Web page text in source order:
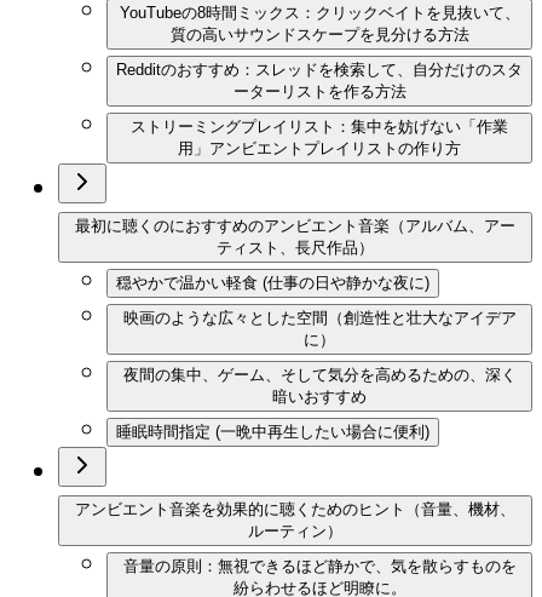
YouTubeの8時間ミックス：クリックベイトを見抜いて、
質の高いサウンドスケープを見分ける方法
Redditのおすすめ：スレッドを検索して、自分だけのスタ
ーターリストを作る方法
ストリーミングプレイリスト：集中を妨げない「作業
用」アンビエントプレイリストの作り方
最初に聴くのにおすすめのアンビエント音楽（アルバム、アー
ティスト、長尺作品）
穏やかで温かい軽食 (仕事の日や静かな夜に)
映画のような広々とした空間（創造性と壮大なアイデア
に）
夜間の集中、ゲーム、そして気分を高めるための、深く
暗いおすすめ
睡眠時間指定 (一晩中再生したい場合に便利)
アンビエント音楽を効果的に聴くためのヒント（音量、機材、
ルーティン）
音量の原則：無視できるほど静かで、気を散らすものを
紛らわせるほど明瞭に。